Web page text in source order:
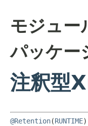
モジュー
パッケー
注釈型
@Retention(RUNTIME